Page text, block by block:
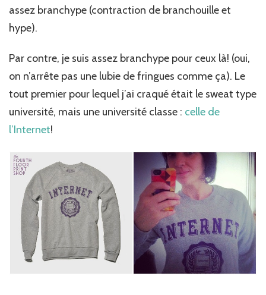
assez branchype (contraction de branchouille et
hype).
Par contre, je suis assez branchype pour ceux là! (oui,
on n’arrête pas une lubie de fringues comme ça). Le
tout premier pour lequel j’ai craqué était le sweat type
université, mais une université classe : celle de
l’Internet!